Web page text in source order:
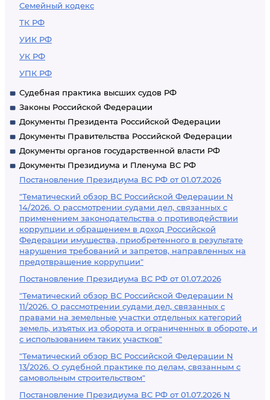
Семейный кодекс
ТК РФ
УИК РФ
УК РФ
УПК РФ
Судебная практика высших судов РФ
Законы Российской Федерации
Документы Президента Российской Федерации
Документы Правительства Российской Федерации
Документы органов государственной власти РФ
Документы Президиума и Пленума ВС РФ
Постановление Президиума ВС РФ от 01.07.2026
"Тематический обзор ВС Российской Федерации N
14/2026. О рассмотрении судами дел, связанных с
применением законодательства о противодействии
коррупции и обращением в доход Российской
Федерации имущества, приобретенного в результате
нарушения требований и запретов, направленных на
предотвращение коррупции"
Постановление Президиума ВС РФ от 01.07.2026
"Тематический обзор ВС Российской Федерации N
11/2026. О рассмотрении судами дел, связанных с
правами на земельные участки отдельных категорий
земель, изъятых из оборота и ограниченных в обороте, и
с использованием таких участков"
"Тематический обзор ВС Российской Федерации N
13/2026. О судебной практике по делам, связанным с
самовольным строительством"
Постановление Президиума ВС РФ от 01.07.2026 N